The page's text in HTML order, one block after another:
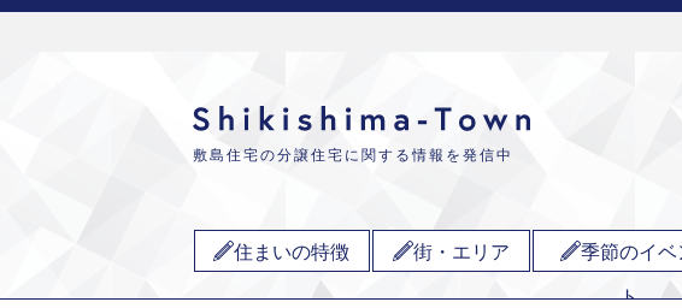
敷島住宅の分譲住宅に関する情報を発信中
住まいの特徴 街・エリア 季節のイベ
ト